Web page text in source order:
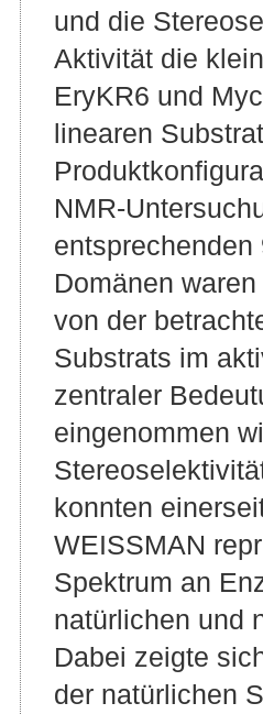
und die
Aktivität die
EryKR6 und
linearen
NMR-
Domänen
von der
Substrats im
zentraler
eingenommen
konnten
WEISSMAN
Spektrum an
natürlichen und
Dabei zeigte
der natürlichen